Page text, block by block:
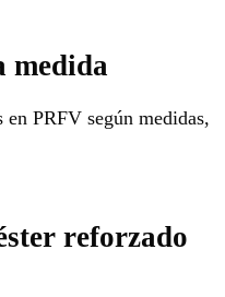
medida
en PRFV según medidas,
reforzado